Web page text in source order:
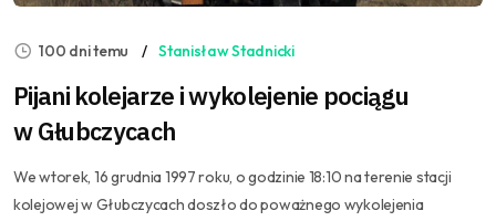
100 dni temu Stanisław Stadnicki
Pijani kolejarze i wykolejenie pociągu
w Głubczycach
We wtorek, 16 grudnia 1997 roku, o godzinie 18:10 na terenie stacji
kolejowej w Głubczycach doszło do poważnego wykolejenia